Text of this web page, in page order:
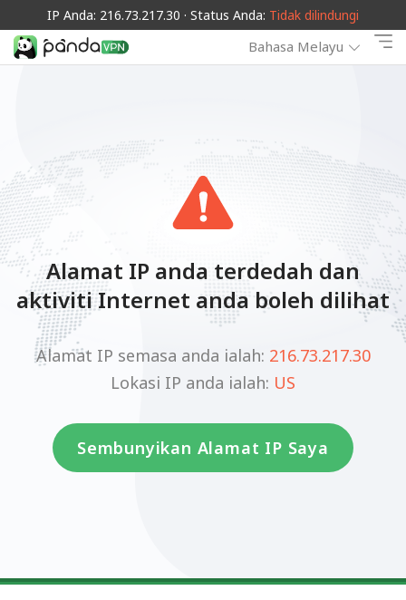
IP Anda: 216.73.217.30 · Status Anda: Tidak dilindungi
Bahasa Melayu
Alamat IP anda terdedah dan
aktiviti Internet anda boleh dilihat
Alamat IP semasa anda ialah: 216.73.217.30
Lokasi IP anda ialah: US
Sembunyikan Alamat IP Saya